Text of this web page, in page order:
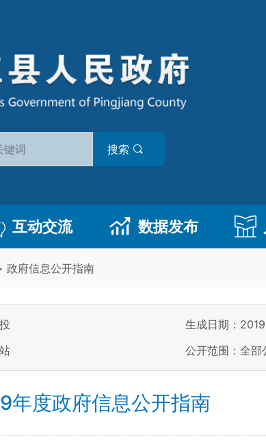
搜索
互动交流 数据发布
政府信息公开指南
生成日期：
公开范围：全部
年度政府信息公开指南